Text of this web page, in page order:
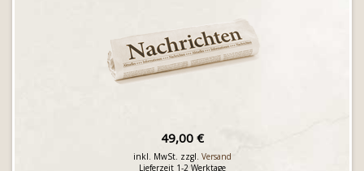
49,00 €
inkl. MwSt. zzgl. Versand
Lieferzeit 1-2 Werktage